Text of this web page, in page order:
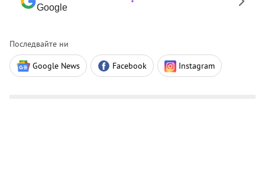
Google
Последвайте ни
Google News Facebook Instagram